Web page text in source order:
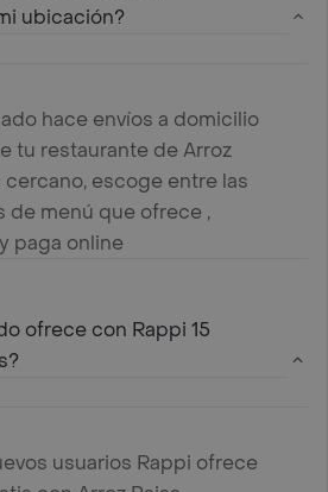
ubicación?
hace envíos a domicilio
tu restaurante de Arroz
cercano, escoge entre las
menú que ofrece ,
paga online
ofrece con Rappi 15
usuarios Rappi ofrece